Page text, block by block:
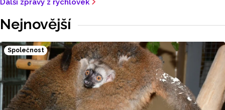
Další zprávy z rychlovek
Nejnovější
Společnost